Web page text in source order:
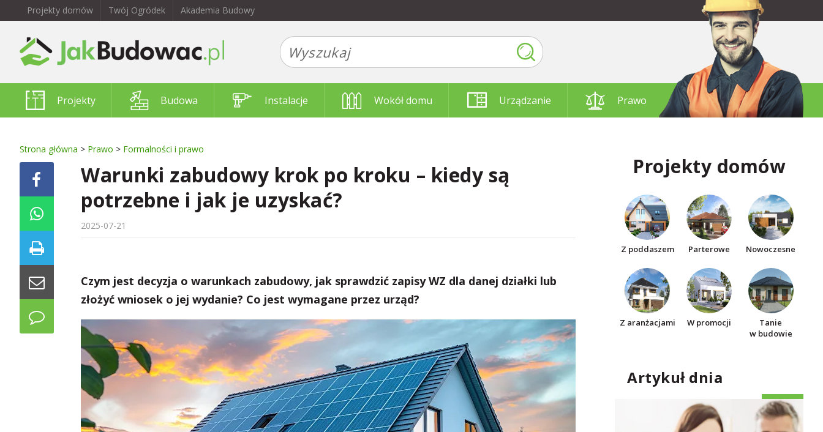
Projekty domów Twój Ogródek Akademia Budowy
Projekty Budowa Instalacje Wokół domu Urządzanie Prawo
Strona główna > Prawo > Formalności i prawo
Warunki zabudowy krok po kroku – kiedy są
potrzebne i jak je uzyskać?
2025-07-21
Czym jest decyzja o warunkach zabudowy, jak sprawdzić zapisy WZ dla danej działki lub
złożyć wniosek o jej wydanie? Co jest wymagane przez urząd?
Projekty domów
Z poddaszem Parterowe Nowoczesne
Z aranżacjami W promocji
Tanie
w budowie
Artykuł dnia